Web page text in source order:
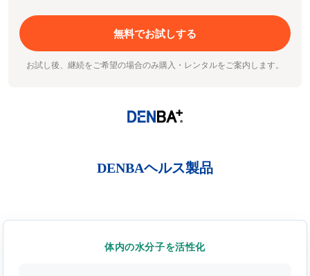
無料でお試しする
お試し後、継続をご希望の場合のみ購入・レンタルをご案内します。
DENBAヘルス製品
体内の水分子を活性化